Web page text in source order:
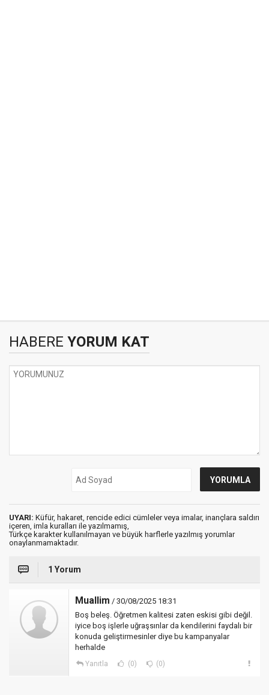
HABERE YORUM KAT
UYARI: Küfür, hakaret, rencide edici cümleler veya imalar, inançlara saldırı
içeren, imla kuralları ile yazılmamış,
Türkçe karakter kullanılmayan ve büyük harflerle yazılmış yorumlar
onaylanmamaktadır.
1 Yorum
Muallim / 30/08/2025 18:31
Boş beleş. Öğretmen kalitesi zaten eskisi gibi değil.
iyice boş işlerle uğraşsınlar da kendilerini faydalı bir
konuda geliştirmesinler diye bu kampanyalar
herhalde
Yanıtla (0) (0)